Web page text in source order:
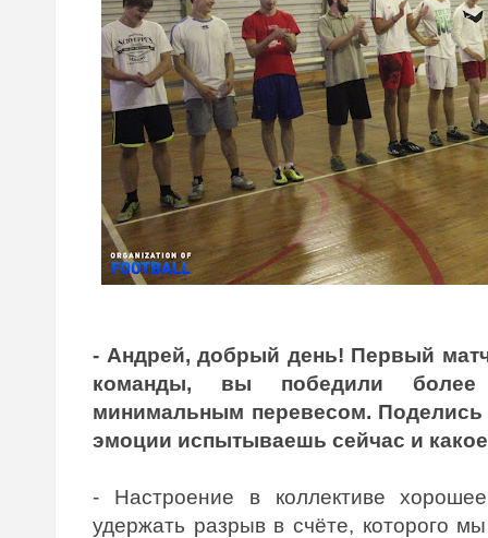
- Андрей, добрый день! Первый
команды, вы победили
минимальным перевесом. Поделись
эмоции испытываешь сейчас и
- Настроение в коллективе
удержать разрыв в счёте, которого